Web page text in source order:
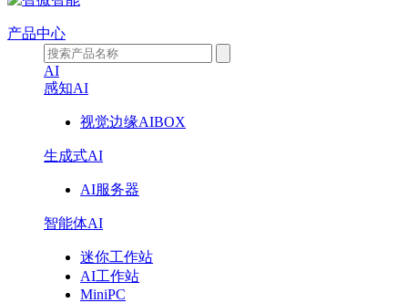
业
RK3588+DeepSeek：
产品中心
AI
感知AI
视觉边缘AIBOX
生成式AI
AI服务器
智能体AI
迷你工作站
AI工作站
MiniPC